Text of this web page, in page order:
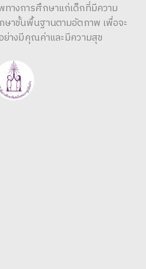
างการศึกษาแก่เด็กที่มีความ
าขั้นพื้นฐานตามอัตภาพ เพื่อจะ
ย่างมีคุณค่าและมีความสุข